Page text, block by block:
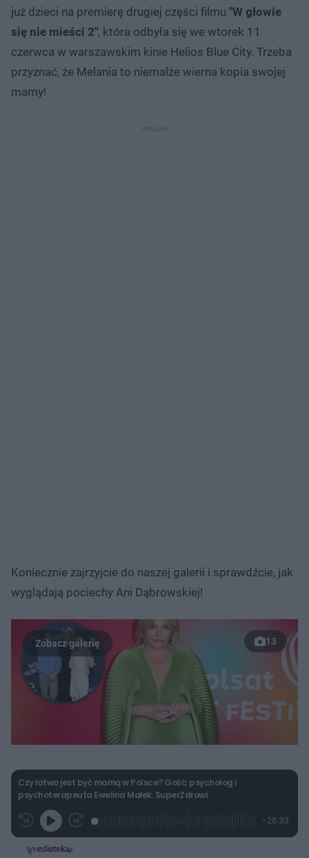
już dzieci na premierę drugiej części filmu "W głowie
się nie mieści 2", która odbyła się we wtorek 11
czerwca w warszawskim kinie Helios Blue City. Trzeba
przyznać, że Melania to niemalże wierna kopia swojej
mamy!
Koniecznie zajrzyjcie do naszej galerii i sprawdźcie, jak
wyglądają pociechy Ani Dąbrowskiej!
13
Czy łatwo jest być mamą w Polsce? Gość: psycholog i
psychoterapeuta Ewelina Małek. SuperZdrowi
G
r
a
j
P
z
e
w
z
L
o
a
P
o
-26:33